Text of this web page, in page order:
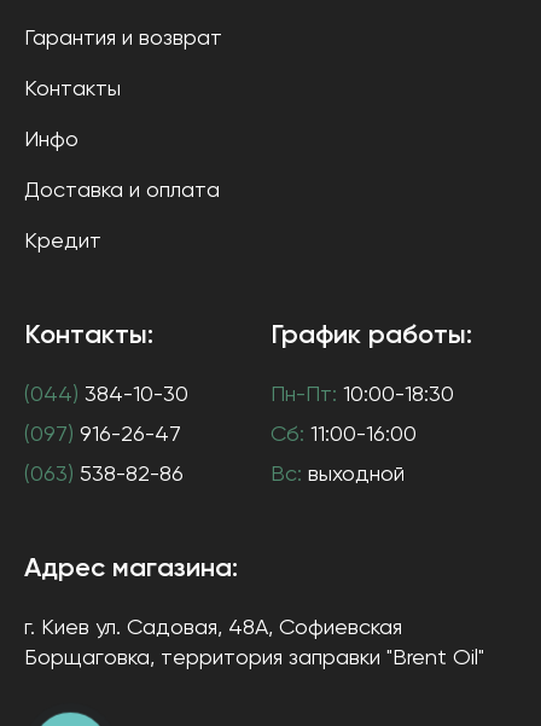
Гарантия и возврат
Контакты
Инфо
Доставка и оплата
Кредит
Контакты:
(044) 384-10-30
(097) 916-26-47
(063) 538-82-86
График работы:
Пн-Пт: 10:00-18:30
Сб: 11:00-16:00
Вс: выходной
Адрес магазина:
г. Киев ул. Садовая, 48А, Софиевская
Борщаговка, территория заправки "Brent Oil"